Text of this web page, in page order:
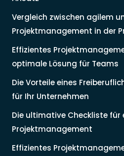
Vergleich zwischen agilem
Projektmanagement in der
Effizientes
optimale Lösung für Teams
Die Vorteile eines
für Ihr Unternehmen
Die ultimative Checkliste für
Projektmanagement
Effizientes